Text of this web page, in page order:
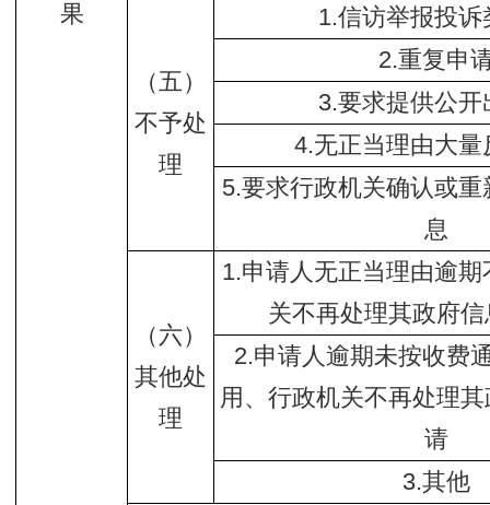
果
（五）
不予处
理
1.信访举报投诉
2.重复申
3.要求提供公开
4.无正当理由大量
5.要求行政机关确认或
息
（六）
其他处
理
1.申请人无正当理由逾
关不再处理其政府
2.申请人逾期未按收费
用、行政机关不再处理
请
3.其他